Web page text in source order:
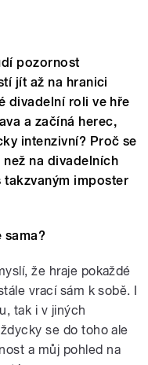
pozornost
jít až na hranici
divadelní roli ve hře
a začíná herec,
intenzivní? Proč se
na divadelních
takzvaným imposter
sama?
že hraje pokaždé
vrací sám k sobě. I
tak i v jiných
se do toho ale
a můj pohled na